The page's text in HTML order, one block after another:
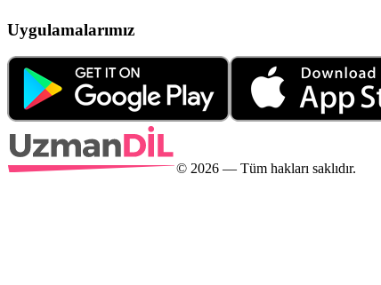
Uygulamalarımız
© 2026 — Tüm hakları saklıdır.